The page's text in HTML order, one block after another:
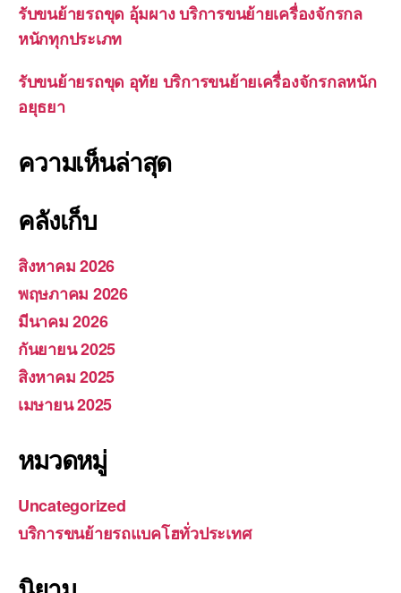
รับขนย้ายรถขุด อุ้มผาง บริการขนย้ายเครื่องจักรกล
หนักทุกประเภท
รับขนย้ายรถขุด อุทัย บริการขนย้ายเครื่องจักรกลหนัก
อยุธยา
ความเห็นล่าสุด
คลังเก็บ
สิงหาคม 2026
พฤษภาคม 2026
มีนาคม 2026
กันยายน 2025
สิงหาคม 2025
เมษายน 2025
หมวดหมู่
Uncategorized
บริการขนย้ายรถแบคโฮทั่วประเทศ